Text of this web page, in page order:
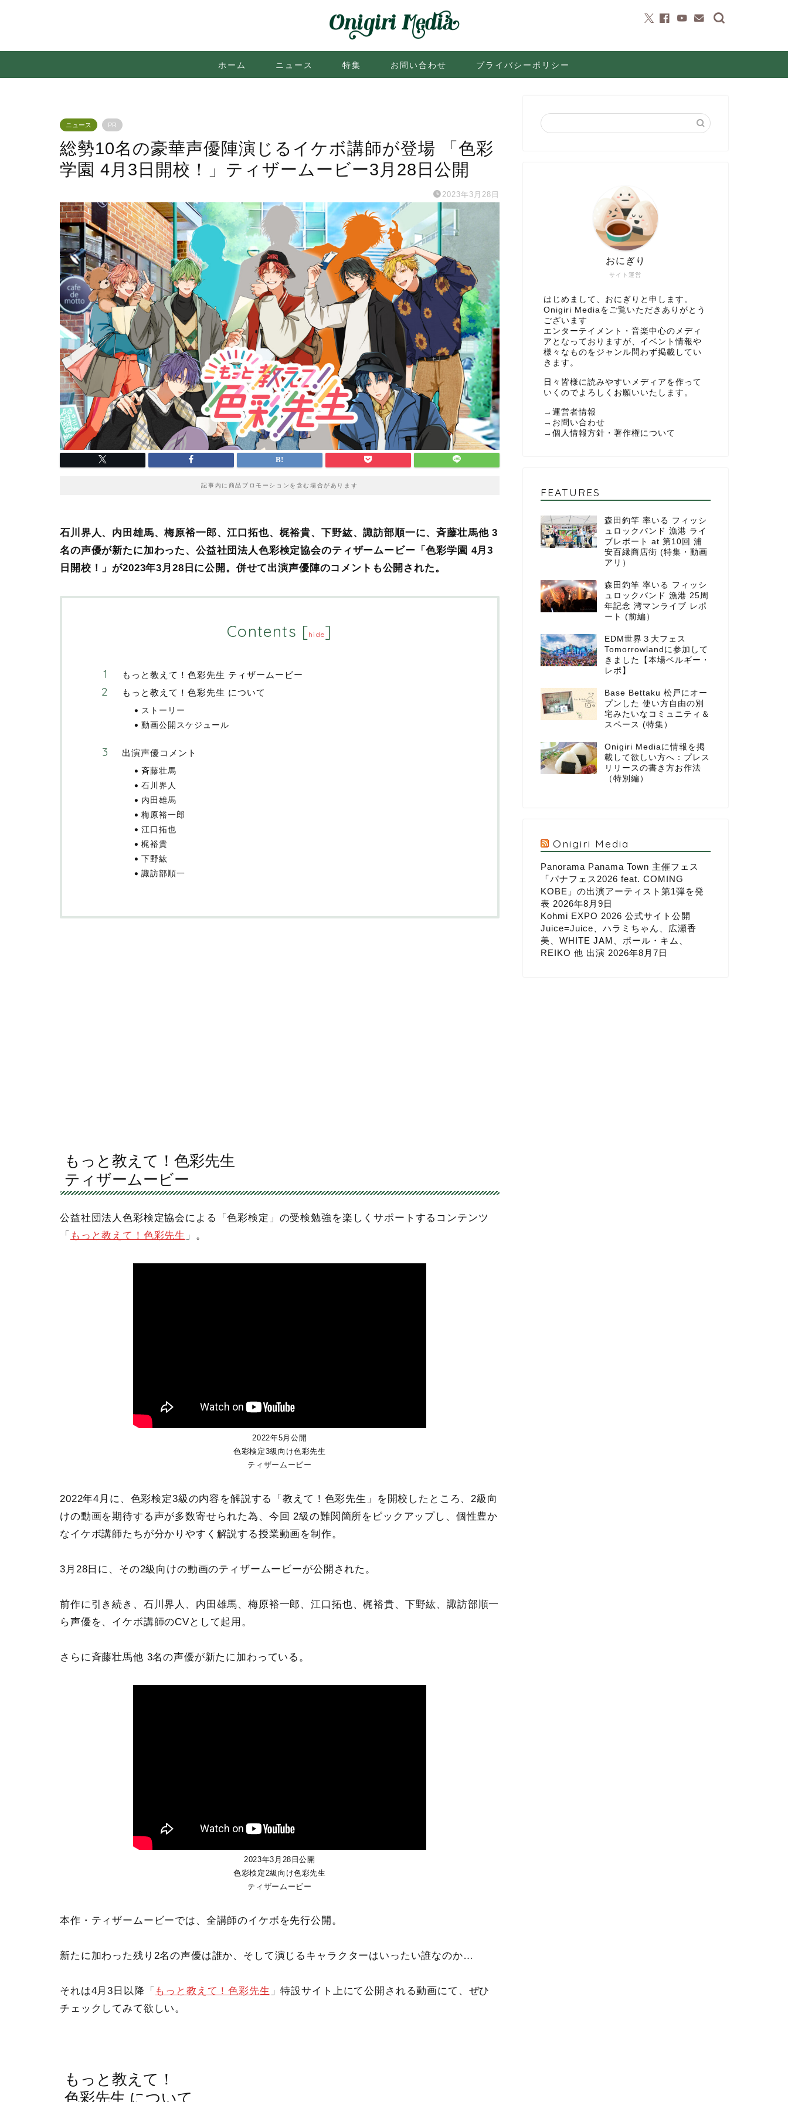
ホーム ニュース 特集 お問い合わせ プライバシーポリシー
ニュース PR
総勢10名の豪華声優陣演じるイケボ講師が登場 「色彩
学園 4月3日開校！」ティザームービー3月28日公開
2023年3月28日
記事内に商品プロモーションを含む場合があります
石川界人、内田雄馬、梅原裕一郎、江口拓也、梶裕貴、下野紘、諏訪部順一に、斉藤壮馬他 3
名の声優が新たに加わった、公益社団法人色彩検定協会のティザームービー「色彩学園 4月3
日開校！」が2023年3月28日に公開。併せて出演声優陣のコメントも公開された。
Contents [hide]
もっと教えて！色彩先生 ティザームービー
もっと教えて！色彩先生 について
ストーリー
動画公開スケジュール
出演声優コメント
斉藤壮馬
石川界人
内田雄馬
梅原裕一郎
江口拓也
梶裕貴
下野紘
諏訪部順一
もっと教えて！色彩先生
ティザームービー
公益社団法人色彩検定協会による「色彩検定」の受検勉強を楽しくサポートするコンテンツ
「 もっと教えて！色彩先生 」。
2022年5月公開
色彩検定3級向け色彩先生
ティザームービー
2022年4月に、色彩検定3級の内容を解説する「教えて！色彩先生」を開校したところ、2級向
けの動画を期待する声が多数寄せられた為、今回 2級の難関箇所をピックアップし、個性豊か
なイケボ講師たちが分かりやすく解説する授業動画を制作。
3月28日に、その2級向けの動画のティザームービーが公開された。
前作に引き続き、石川界人、内田雄馬、梅原裕一郎、江口拓也、梶裕貴、下野紘、諏訪部順一
ら声優を、イケボ講師のCVとして起用。
さらに斉藤壮馬他 3名の声優が新たに加わっている。
2023年3月28日公開
色彩検定2級向け色彩先生
ティザームービー
本作・ティザームービーでは、全講師のイケボを先行公開。
新たに加わった残り2名の声優は誰か、そして演じるキャラクターはいったい誰なのか…
それは4月3日以降「 もっと教えて！色彩先生 」特設サイト上にて公開される動画にて、ぜひ
チェックしてみて欲しい。
もっと教えて！
色彩先生 について
サイト運営
おにぎり
はじめまして、おにぎりと申します。
Onigiri Mediaをご覧いただきありがとう
ございます
エンターテイメント・音楽中心のメディ
アとなっておりますが、イベント情報や
様々なものをジャンル問わず掲載してい
きます。
日々皆様に読みやすいメディアを作って
いくのでよろしくお願いいたします。
→ 運営者情報
→ お問い合わせ
→ 個人情報方針・著作権について
FEATURES
森田釣竿 率いる フィッシ
ュロックバンド 漁港 ライ
ブレポート at 第10回 浦
安百縁商店街 (特集・動画
アリ）
森田釣竿 率いる フィッシ
ュロックバンド 漁港 25周
年記念 湾マンライブ レポ
ート (前編）
EDM世界３大フェス
Tomorrowlandに参加して
きました【本場ベルギー・
レポ】
Base Bettaku 松戸にオー
プンした 使い方自由の別
宅みたいなコミュニティ＆
スペース (特集）
Onigiri Mediaに情報を掲
載して欲しい方へ：プレス
リリースの書き方お作法
（特別編）
Onigiri Media
Panorama Panama Town 主催フェス
「パナフェス2026 feat. COMING
KOBE」の出演アーティスト第1弾を発
表 2026年8月9日
Kohmi EXPO 2026 公式サイト公開
Juice=Juice、ハラミちゃん、広瀬香
美、WHITE JAM、ポール・キム、
REIKO 他 出演 2026年8月7日